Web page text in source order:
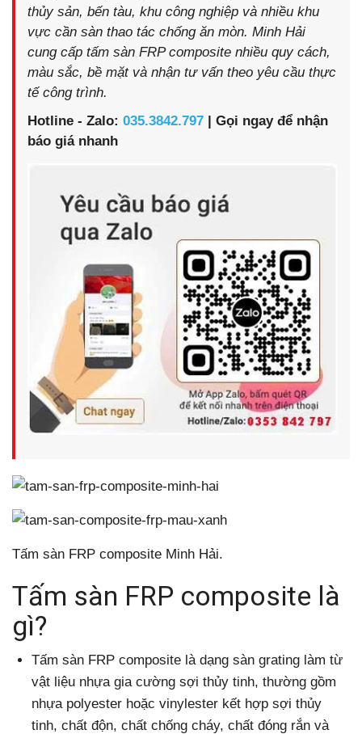
thủy sản, bến tàu, khu công nghiệp và nhiều khu
vực cần sàn thao tác chống ăn mòn. Minh Hải
cung cấp tấm sàn FRP composite nhiều quy cách,
màu sắc, bề mặt và nhận tư vấn theo yêu cầu thực
tế công trình.
Hotline - Zalo: 035.3842.797 | Gọi ngay để nhận
báo giá nhanh
Tấm sàn FRP composite Minh Hải.
Tấm sàn FRP composite là
gì?
Tấm sàn FRP composite là dạng sàn grating làm từ
vật liệu nhựa gia cường sợi thủy tinh, thường gồm
nhựa polyester hoặc vinylester kết hợp sợi thủy
tinh, chất độn, chất chống cháy, chất đóng rắn và